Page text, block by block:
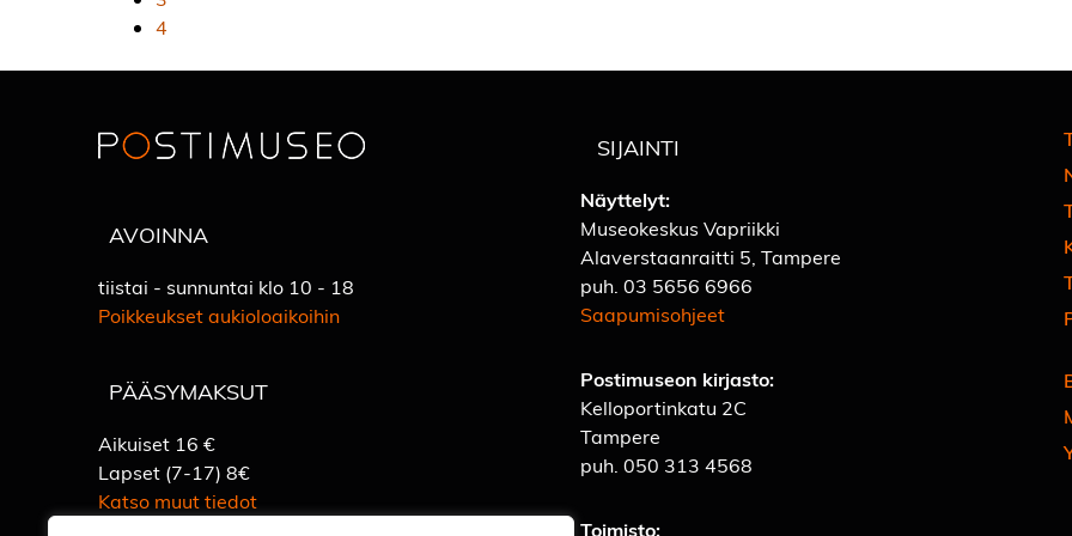
4
AVOINNA
tiistai - sunnuntai klo 10 - 18
Poikkeukset aukioloaikoihin
PÄÄSYMAKSUT
Aikuiset 16 €
Lapset (7-17) 8€
Katso muut tiedot
SIJAINTI
Näyttelyt:
Museokeskus Vapriikki
Alaverstaanraitti 5, Tampere
puh.03 5656 6966
Saapumisohjeet
Postimuseon kirjasto:
Kelloportinkatu 2C
Tampere
puh.050 313 4568
Toimisto: